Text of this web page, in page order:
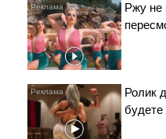
Ржу не
Ролик
будете